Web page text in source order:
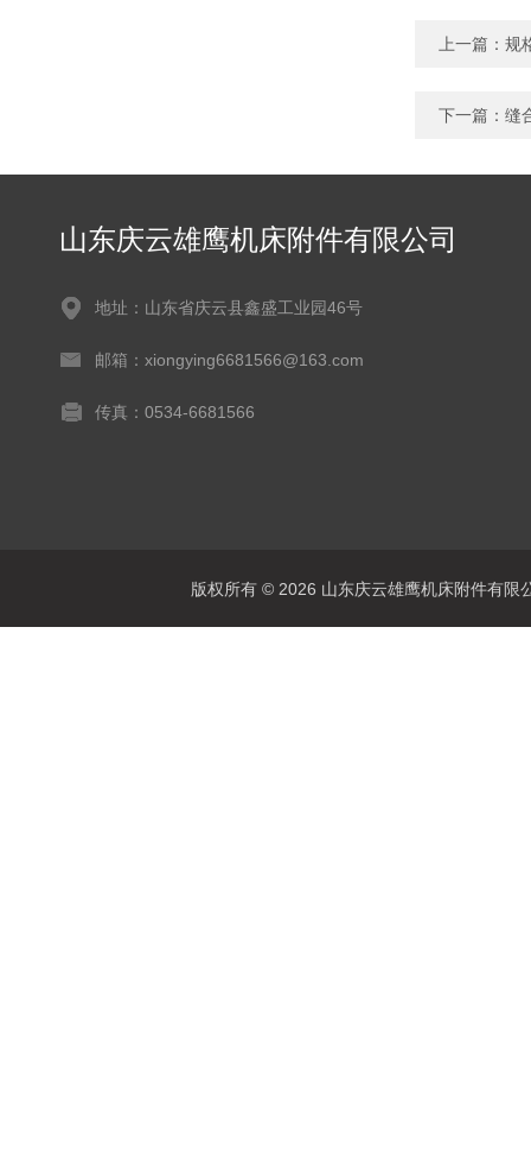
上一篇： 规
下一篇： 缝
山东庆云雄鹰机床附件有限公司
地址：山东省庆云县鑫盛工业园46号
邮箱：xiongying6681566@163.com
传真：0534-6681566
版权所有 © 2026 山东庆云雄鹰机床附件有